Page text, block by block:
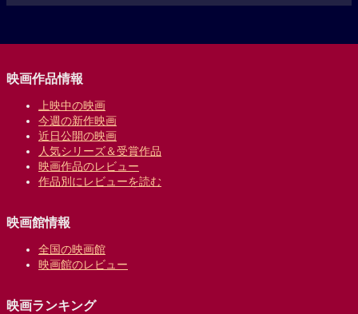
映画作品情報
上映中の映画
今週の新作映画
近日公開の映画
人気シリーズ＆受賞作品
映画作品のレビュー
作品別にレビューを読む
映画館情報
全国の映画館
映画館のレビュー
映画ランキング